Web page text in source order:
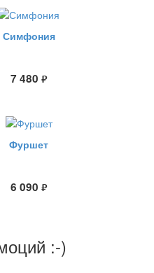
Симфония
7 480 руб.
Фуршет
6 090 руб.
:-)